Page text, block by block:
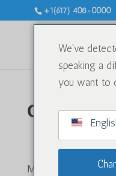
+1(617) 408-0000
Мы здесь, чтобы
We've
speaking a
you want to